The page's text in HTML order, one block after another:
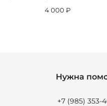
4 000 ₽
Нужна
+7 (985) 353-